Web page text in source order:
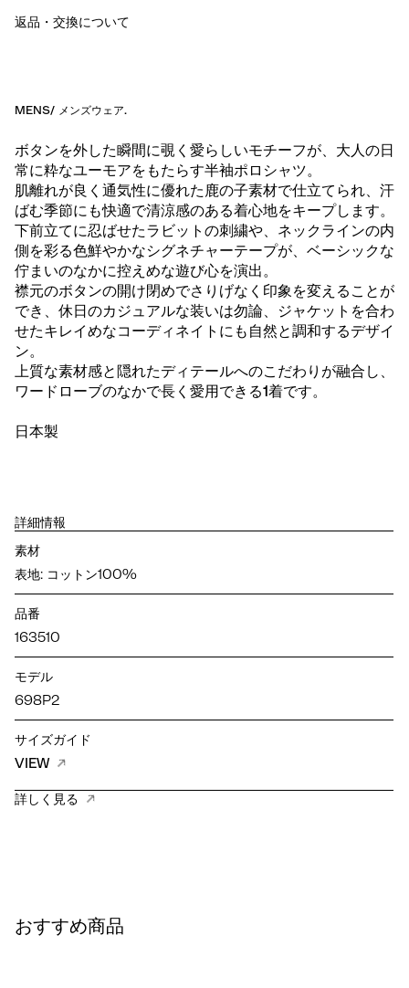
返品・交換について
MENS/ メンズウェア.
ボタンを外した瞬間に覗く愛らしいモチーフが、大人の日
常に粋なユーモアをもたらす半袖ポロシャツ。
肌離れが良く通気性に優れた鹿の子素材で仕立てられ、汗
ばむ季節にも快適で清涼感のある着心地をキープします。
下前立てに忍ばせたラビットの刺繍や、ネックラインの内
側を彩る色鮮やかなシグネチャーテープが、ベーシックな
佇まいのなかに控えめな遊び心を演出。
襟元のボタンの開け閉めでさりげなく印象を変えることが
でき、休日のカジュアルな装いは勿論、ジャケットを合わ
せたキレイめなコーディネイトにも自然と調和するデザイ
ン。
上質な素材感と隠れたディテールへのこだわりが融合し、
ワードローブのなかで長く愛用できる1着です。
日本製
詳細情報
素材
表地: コットン100%
品番
163510
モデル
698P2
サイズガイド
VIEW
詳しく見る
おすすめ商品